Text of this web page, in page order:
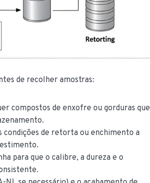
de recolher amostras:
compostos de enxofre ou gorduras que
condições de retorta ou enchimento a
para que o calibre, a dureza e o